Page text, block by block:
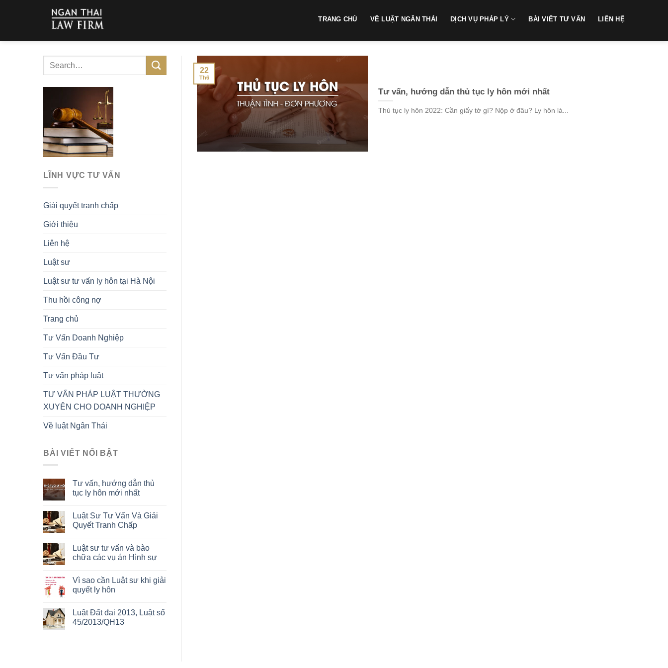
TRANG CHỦ VỀ LUẬT NGÂN THÁI DỊCH VỤ PHÁP LÝ BÀI VIẾT TƯ VẤN LIÊN HỆ
LĨNH VỰC TƯ VẤN
Giải quyết tranh chấp
Giới thiệu
Liên hệ
Luật sư
Luật sư tư vấn ly hôn tại Hà Nội
Thu hồi công nợ
Trang chủ
Tư Vấn Doanh Nghiệp
Tư Vấn Đầu Tư
Tư vấn pháp luật
TƯ VẤN PHÁP LUẬT THƯỜNG
XUYÊN CHO DOANH NGHIỆP
Về luật Ngân Thái
BÀI VIẾT NỔI BẬT
Tư vấn, hướng dẫn thủ
tục ly hôn mới nhất
Luật Sư Tư Vấn Và Giải
Quyết Tranh Chấp
Luật sư tư vấn và bào
chữa các vụ án Hình sự
Vì sao cần Luật sư khi giải
quyết ly hôn
Luật Đất đai 2013, Luật số
45/2013/QH13
Tư vấn, hướng dẫn thủ tục ly hôn mới nhất
Thủ tục ly hôn 2022: Cần giấy tờ gì? Nộp ở đâu? Ly hôn là...
22
Th6